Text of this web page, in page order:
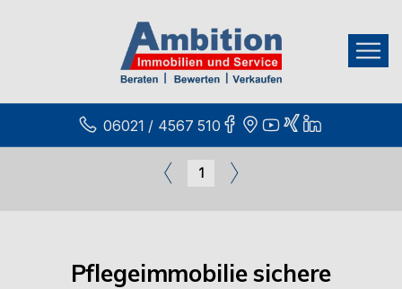
06021 / 4567 510
1
Pflegeimmobilie sichere